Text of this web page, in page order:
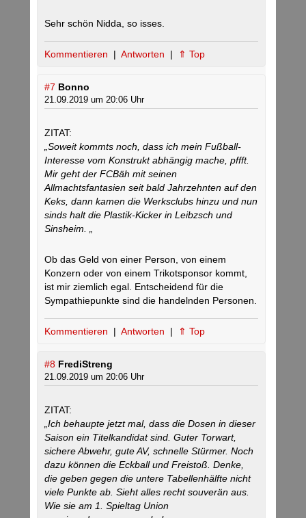
Sehr schön Nidda, so isses.
Kommentieren | Antworten | ⇑ Top
#7 Bonno
21.09.2019 um 20:06 Uhr
ZITAT:
„Soweit kommts noch, dass ich mein Fußball-
Interesse vom Konstrukt abhängig mache, pffft.
Mir geht der FCBäh mit seinen
Allmachtsfantasien seit bald Jahrzehnten auf den
Keks, dann kamen die Werksclubs hinzu und nun
sinds halt die Plastik-Kicker in Leibzsch und
Sinsheim. „
Ob das Geld von einer Person, von einem
Konzern oder von einem Trikotsponsor kommt,
ist mir ziemlich egal. Entscheidend für die
Sympathiepunkte sind die handelnden Personen.
Kommentieren | Antworten | ⇑ Top
#8 FrediStreng
21.09.2019 um 20:06 Uhr
ZITAT:
„Ich behaupte jetzt mal, dass die Dosen in dieser
Saison ein Titelkandidat sind. Guter Torwart,
sichere Abwehr, gute AV, schnelle Stürmer. Noch
dazu können die Eckball und Freistoß. Denke,
die geben gegen die untere Tabellenhälfte nicht
viele Punkte ab. Sieht alles recht souverän aus.
Wie sie am 1. Spieltag Union